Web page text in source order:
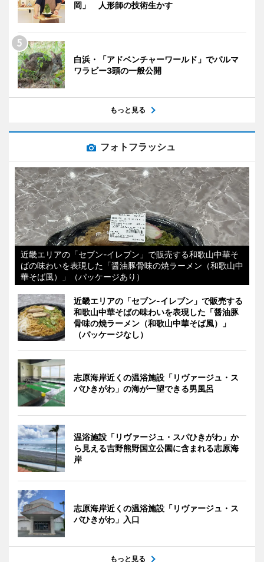
岡」 人形師の技術生かす
白浜・「アドベンチャーワールド」でパルマ
ワラビー3頭の一般公開
もっと見る
フォトフラッシュ
近畿エリアの「セブン-イレブン」で販売する和歌山中華そ
ばの味わいを表現した「醤油豚骨味の焼ラーメン（和歌山中
華そば風）」（パッケージあり）
近畿エリアの「セブン-イレブン」で販売する
和歌山中華そばの味わいを表現した「醤油豚
骨味の焼ラーメン（和歌山中華そば風）」
（パッケージなし）
志原海岸近くの温浴施設「リヴァージュ・ス
パひきがわ」の海が一望できる男風呂
温浴施設「リヴァージュ・スパひきがわ」か
ら見える吉野熊野国立公園に含まれる志原海
岸
志原海岸近くの温浴施設「リヴァージュ・ス
パひきがわ」入口
もっと見る